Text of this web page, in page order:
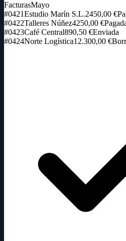
FacturasMayo
#0421Estudio Marín S.L.2450,00 €
#0422Talleres Núñez4250,00 €
#0423Café Central890,50 €Enviada
#0424Norte Logística12.300,00 €